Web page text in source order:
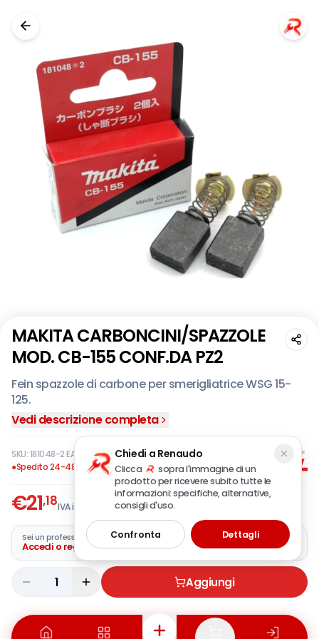
MAKITA CARBONCINI/SPAZZOLE
MOD. CB-155 CONF.DA PZ2
Fein spazzole di carbone per smerigliatrice WSG 15-
125.
Vedi descrizione completa
SKU:181048-2·EAN:
088381122016
●Spedito 24-48 ore
€21,18IVA incl.
Sei un professionista?
Accedi o registra la tua azienda
1 Aggiungi
Chiedi a Renaudo
Clicca
sopra l'immagine di un
prodotto per ricevere subito tutte le
informazioni: specifiche, alternative,
consigli d'uso.
Confronta Dettagli